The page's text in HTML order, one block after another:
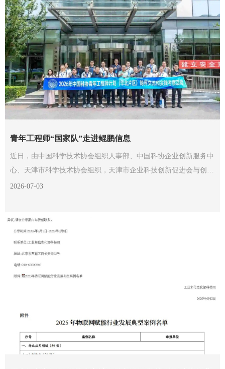
青年工程师“国家队”走进鲲鹏信息
近日，由中国科学技术协会组织人事部、中国科协企业创新服务中
心、天津市科学技术协会组织，天津市企业科技创新促进会与创业
知本社承办的2026年中国科协青年工程师计划（华北片区）跨界交
2026-07-03